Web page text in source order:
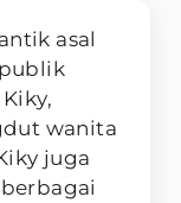
asal
wanita
juga